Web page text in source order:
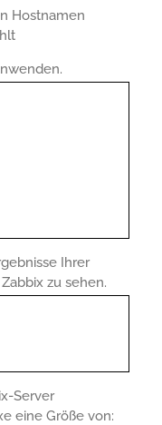
Hostnamen
Ihrer
zu sehen.
Server
eine Größe von: